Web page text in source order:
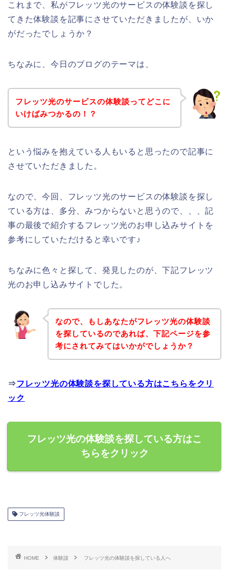
これまで、私がフレッツ光のサービスの体験談を探し
てきた体験談を記事にさせていただきましたが、いか
がだったでしょうか？
ちなみに、今日のブログのテーマは、
フレッツ光のサービスの体験談ってどこに
いけばみつかるの！？
という悩みを抱えている人もいると思ったので記事に
させていただきました。
なので、今回、フレッツ光のサービスの体験談を探し
ている方は、多分、みつからないと思うので、、、記
事の最後で紹介するフレッツ光のお申し込みサイトを
参考にしていただけると幸いです♪
ちなみに色々と探して、発見したのが、下記フレッツ
光のお申し込みサイトでした。
なので、もしあなたがフレッツ光の体験談
を探しているのであれば、下記ページを参
考にされてみてはいかがでしょうか？
⇒フレッツ光の体験談を探している方はこちらをクリ
ック
フレッツ光の体験談を探している方はこ
ちらをクリック
フレッツ光体験談
HOME 体験談 フレッツ光の体験談を探している人へ